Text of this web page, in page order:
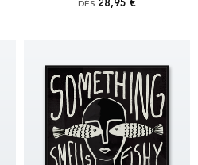
DÈS 28,95 €